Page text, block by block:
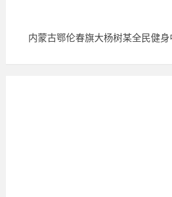
内蒙古鄂伦春旗大杨树某全民健身